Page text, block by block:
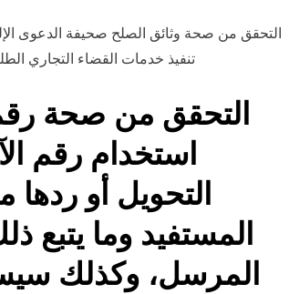
التحقق من صحة وثائق الصلح صحيفة الدعوى
تنفيذ خدمات القضاء التجاري
التحقق من صحة
استخدام رقم
التحويل أو
المستفيد وما يتبع
المرسل، وكذلك